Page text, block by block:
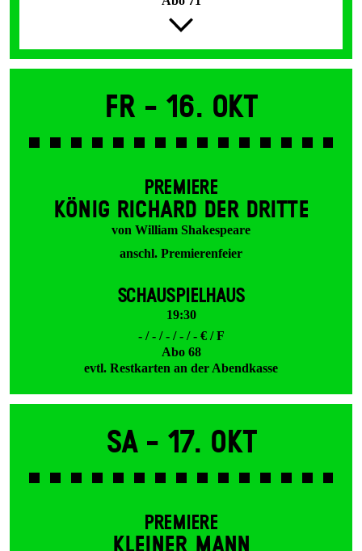
Fr - 16. Okt
PREMIERE
KÖNIG RICHARD DER DRITTE
von William Shakespeare
anschl. Premierenfeier
SCHAUSPIELHAUS
19:30
- / - / - / - / - € / F
Abo 68
evtl. Restkarten an der Abendkasse
Sa - 17. Okt
PREMIERE
KLEINER MANN